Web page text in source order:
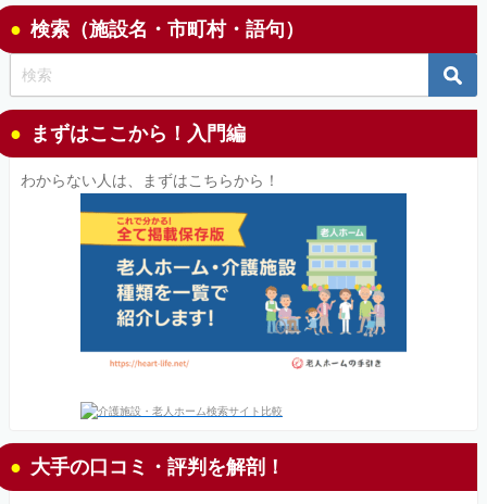
検索（施設名・市町村・語句）
まずはここから！入門編
わからない人は、まずはこちらから！
大手の口コミ・評判を解剖！